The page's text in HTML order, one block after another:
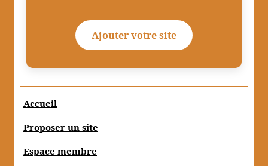
Ajouter votre site
Accueil
Proposer un site
Espace membre